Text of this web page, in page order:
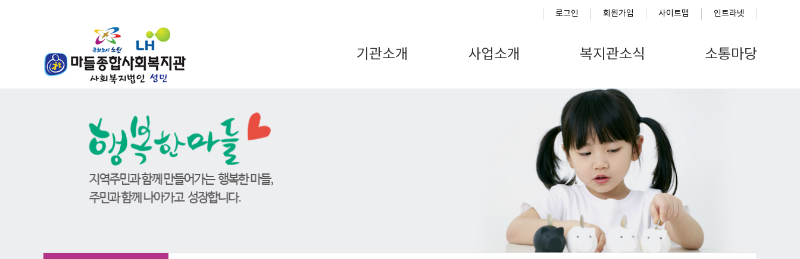
로그인 회원가입 사이트맵 인트라넷
기관소개 사업소개 복지관소식 소통마당